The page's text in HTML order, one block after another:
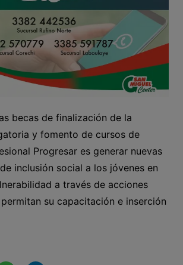
becas de finalización de la
y fomento de cursos de
Progresar es generar nuevas
inclusión social a los jóvenes en
a través de acciones
su capacitación e inserción